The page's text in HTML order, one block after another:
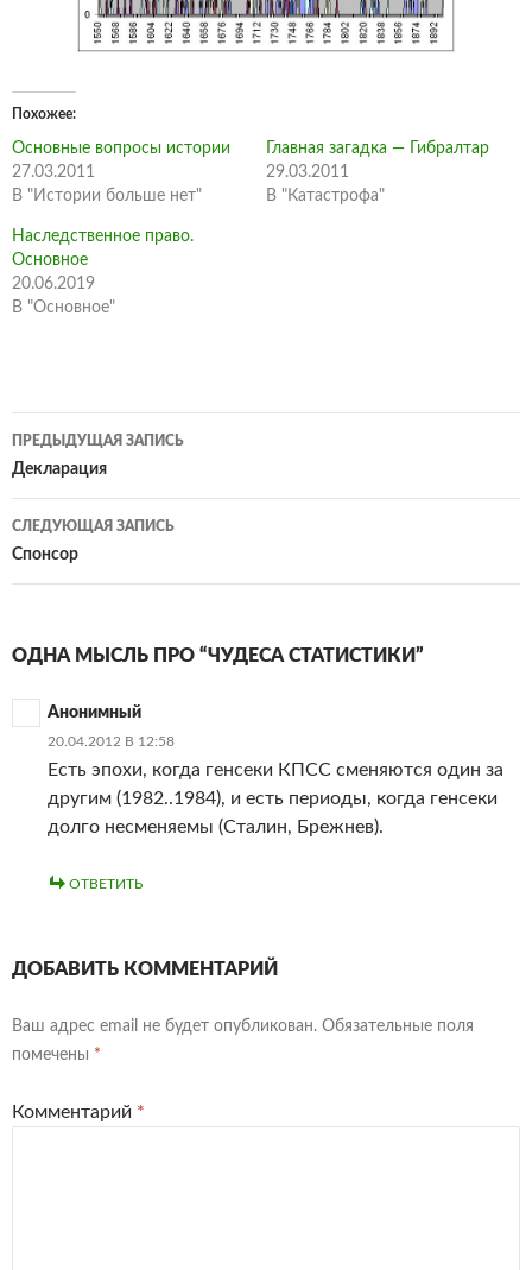
Похожее
Основные вопросы истории
27.03.2011
В "Истории больше нет"
Главная загадка — Гибралтар
29.03.2011
В "Катастрофа"
Наследственное право.
Основное
20.06.2019
В "Основное"
Навигация
по
записям
ПРЕДЫДУЩАЯ ЗАПИСЬ
Декларация
СЛЕДУЮЩАЯ ЗАПИСЬ
Спонсор
ОДНА МЫСЛЬ ПРО “ЧУДЕСА СТАТИСТИКИ”
Анонимный
20.04.2012 В 12:58
Есть эпохи, когда генсеки КПСС сменяются один за
другим (1982..1984), и есть периоды, когда генсеки
долго несменяемы (Сталин, Брежнев).
ОТВЕТИТЬ
ДОБАВИТЬ КОММЕНТАРИЙ
Ваш адрес email не будет опубликован. Обязательные поля
помечены *
Комментарий *